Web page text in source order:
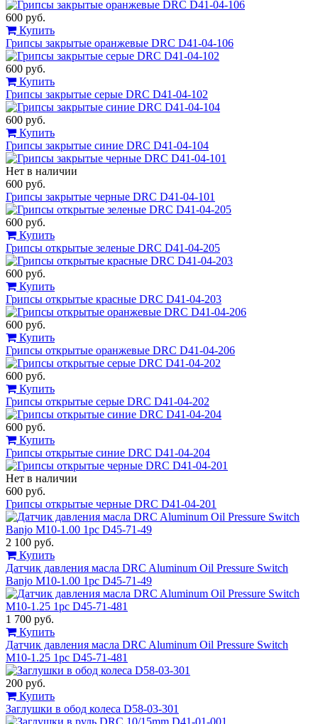
600 руб.
Купить
Грипсы закрытые оранжевые DRC D41-04-106
600 руб.
Купить
Грипсы закрытые серые DRC D41-04-102
600 руб.
Купить
Грипсы закрытые синие DRC D41-04-104
Нет в наличии
600 руб.
Грипсы закрытые черные DRC D41-04-101
600 руб.
Купить
Грипсы открытые зеленые DRC D41-04-205
600 руб.
Купить
Грипсы открытые красные DRC D41-04-203
600 руб.
Купить
Грипсы открытые оранжевые DRC D41-04-206
600 руб.
Купить
Грипсы открытые серые DRC D41-04-202
600 руб.
Купить
Грипсы открытые синие DRC D41-04-204
Нет в наличии
600 руб.
Грипсы открытые черные DRC D41-04-201
2 100 руб.
Купить
Датчик давления масла DRC Aluminum Oil Pressure Switch
Banjo M10-1.00 1pc D45-71-49
1 700 руб.
Купить
Датчик давления масла DRC Aluminum Oil Pressure Switch
M10-1.25 1pc D45-71-481
200 руб.
Купить
Заглушки в обод колеса D58-03-301